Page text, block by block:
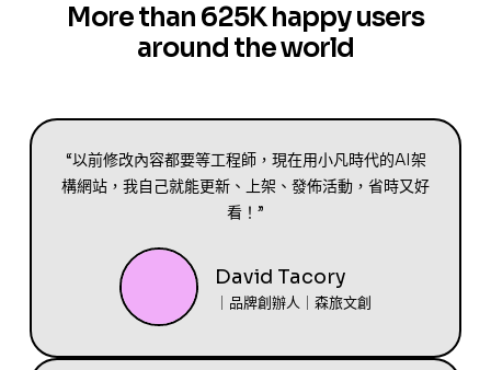
More than 625K happy users
around the world
“以前修改內容都要等工程師，現在用小凡時代的AI架
構網站，我自己就能更新、上架、發佈活動，省時又好
看！”
David Tacory
｜品牌創辦人｜森旅文創